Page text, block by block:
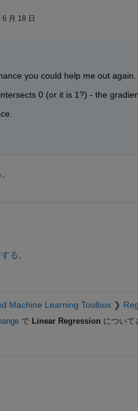
月 18 日
you could help me out
0 (or it is 1?) - the
る。
Machine Learning Toolbox
で Linear Regression について